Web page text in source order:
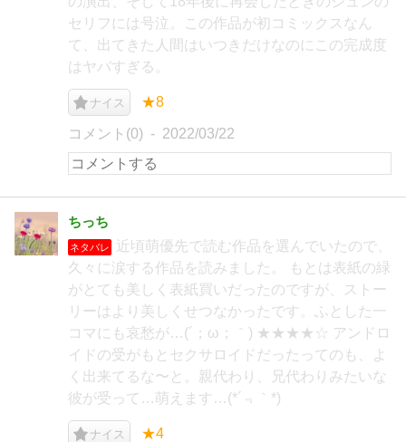
セリフには号泣。この作品が初コミックスなん
て、出てきた人間はいつきだけなのにこの完成度
はヤバすぎる。
ナイス ★8
コメント(0) 2022/03/22
ちっち
ネタバレ
近頃萌優先で読む作品を選んでいたので、
久々に涙する作品を読みました。 もとは表紙の緑
がとても美しく表紙買いだったのですが、ストー
リーはより美しくせつなかったです。ふとした一
コマにも哀愁が…(´；ω；｀) ★★★★☆ アンドロ
イドの受がもとセクサロイドだったってのも、よ
く出来てるな〜と。親代わり、兄代わりみたいな
彼が受って…萌えます…(*´﹃｀*)
ナイス ★4